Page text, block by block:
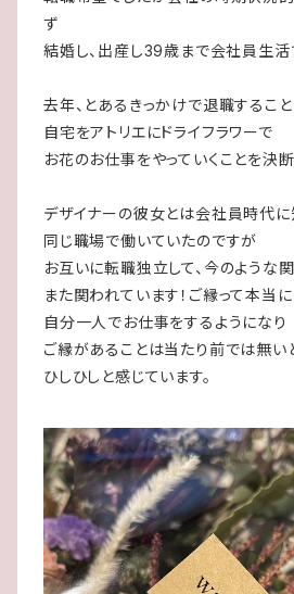
ず
結婚し、出産し39歳まで会社員生活
去年、とあるきっかけで退職するこ
自宅をアトリエにドライフラワーで
お花のお仕事をやっていくことを決断
デザイナーの彼女とは会社員時代に
同じ職場で働いていたのですが
お互いに転職独立して、今のような
また関われています！ご縁って本当
自分一人でお仕事をするようになり
ご縁があることは当たり前では無い
ひしひしと感じています。